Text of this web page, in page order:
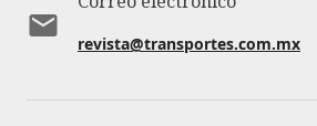
revista@transportes.com.mx